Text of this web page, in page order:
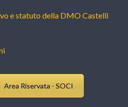
e statuto della DMO Castelli
Area Riservata - SOCI